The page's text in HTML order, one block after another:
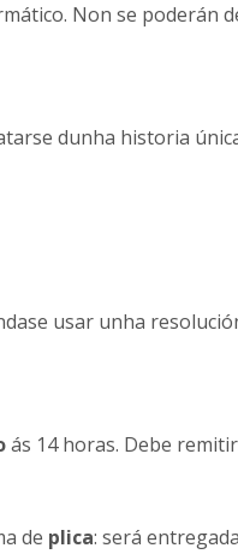
Non se poderán
dunha historia
usar unha
ás 14 horas. Debe
de plica: será